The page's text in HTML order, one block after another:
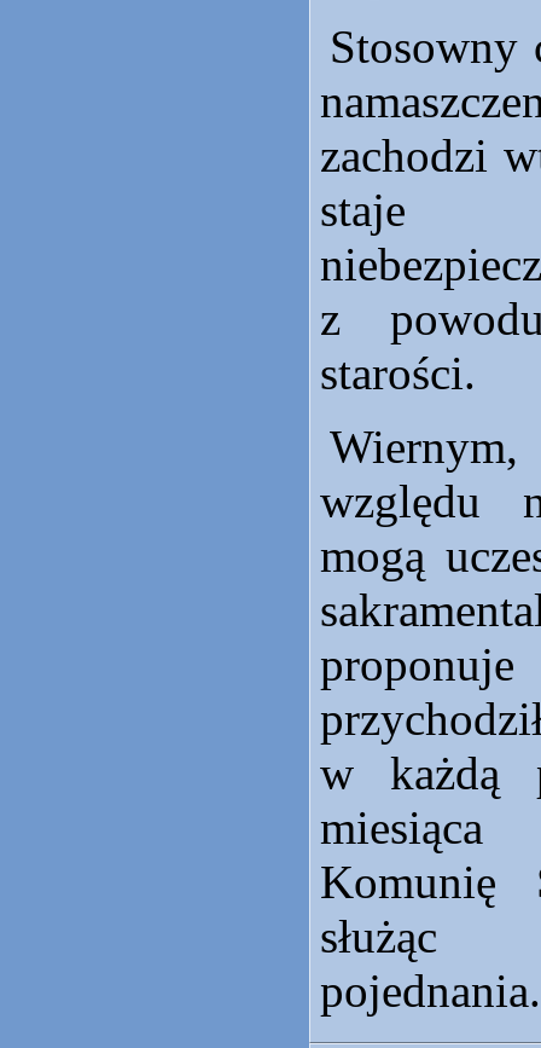
Stosowny
zachodzi
z
starości.
względu
mogą
proponuje
w każdą
Komunię
służąc
pojednania.